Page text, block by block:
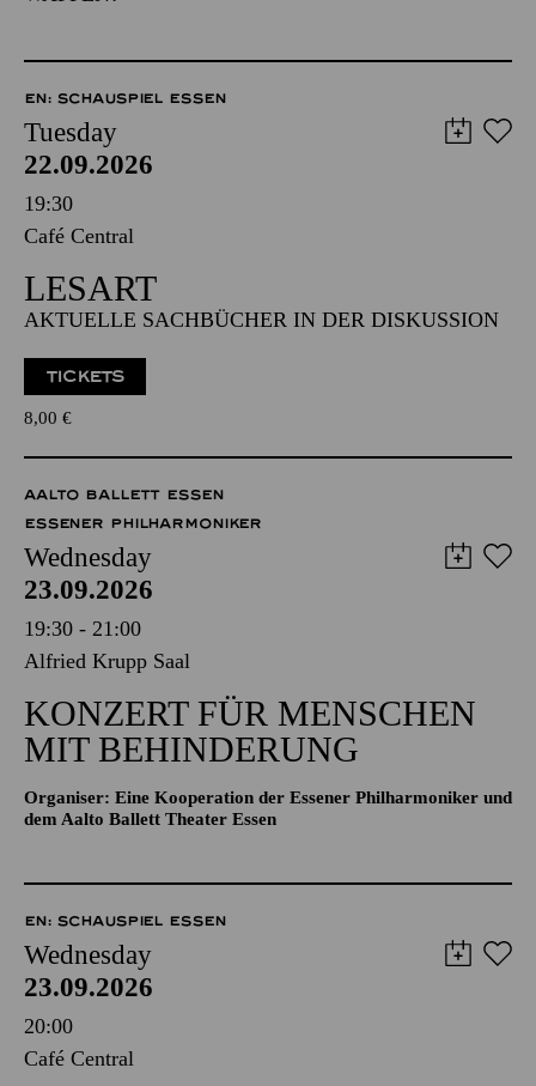
EN: SCHAUSPIEL ESSEN
Tuesday
22.09.2026
19:30
Café Central
LESART
AKTUELLE SACHBÜCHER IN DER DISKUSSION
TICKETS
8,00 €
AALTO BALLETT ESSEN
ESSENER PHILHARMONIKER
Wednesday
23.09.2026
19:30 - 21:00
Alfried Krupp Saal
KONZERT FÜR MENSCHEN
MIT BEHINDERUNG
Organiser: Eine Kooperation der Essener Philharmoniker und
dem Aalto Ballett Theater Essen
EN: SCHAUSPIEL ESSEN
Wednesday
23.09.2026
20:00
Café Central